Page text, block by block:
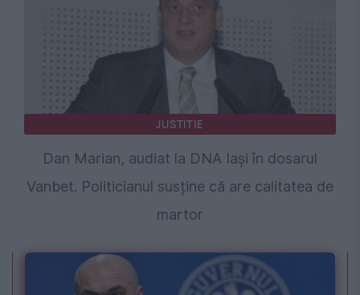
JUSTITIE
Dan Marian, audiat la DNA Iași în dosarul
Vanbet. Politicianul susține că are calitatea de
martor